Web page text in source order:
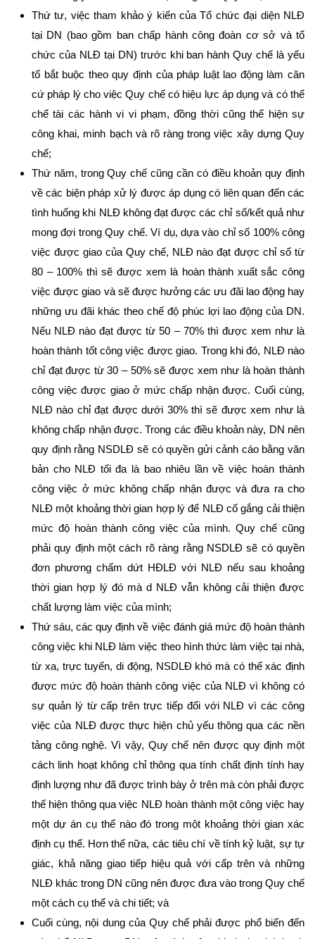
Thứ tư, việc tham khảo ý kiến của Tổ chức đại diện NLĐ
tại DN (bao gồm ban chấp hành công đoàn cơ sở và tổ
chức của NLĐ tại DN) trước khi ban hành Quy chế là yếu
tố bắt buộc theo quy định của pháp luật lao động làm căn
cứ pháp lý cho việc Quy chế có hiệu lực áp dụng và có thể
chế tài các hành vi vi phạm, đồng thời cũng thể hiện sự
công khai, minh bạch và rõ ràng trong việc xây dựng Quy
chế;
Thứ năm, trong Quy chế cũng cần có điều khoản quy định
về các biện pháp xử lý được áp dụng có liên quan đến các
tình huống khi NLĐ không đạt được các chỉ số/kết quả như
mong đợi trong Quy chế. Ví dụ, dựa vào chỉ số 100% công
việc được giao của Quy chế, NLĐ nào đạt được chỉ số từ
80 – 100% thì sẽ được xem là hoàn thành xuất sắc công
việc được giao và sẽ được hưởng các ưu đãi lao động hay
những ưu đãi khác theo chế độ phúc lợi lao động của DN.
Nếu NLĐ nào đạt được từ 50 – 70% thì được xem như là
hoàn thành tốt công việc được giao. Trong khi đó, NLĐ nào
chỉ đạt được từ 30 – 50% sẽ được xem như là hoàn thành
công việc được giao ở mức chấp nhận được. Cuối cùng,
NLĐ nào chỉ đạt được dưới 30% thì sẽ được xem như là
không chấp nhận được. Trong các điều khoản này, DN nên
quy định rằng NSDLĐ sẽ có quyền gửi cảnh cáo bằng văn
bản cho NLĐ tối đa là bao nhiêu lần về việc hoàn thành
công việc ở mức không chấp nhận được và đưa ra cho
NLĐ một khoảng thời gian hợp lý để NLĐ cố gắng cải thiện
mức độ hoàn thành công việc của mình. Quy chế cũng
phải quy định một cách rõ ràng rằng NSDLĐ sẽ có quyền
đơn phương chấm dứt HĐLĐ với NLĐ nếu sau khoảng
thời gian hợp lý đó mà d NLĐ vẫn không cải thiện được
chất lượng làm việc của mình;
Thứ sáu, các quy định về việc đánh giá mức độ hoàn thành
công việc khi NLĐ làm việc theo hình thức làm việc tại nhà,
từ xa, trực tuyến, di động, NSDLĐ khó mà có thể xác định
được mức độ hoàn thành công việc của NLĐ vì không có
sự quản lý từ cấp trên trực tiếp đối với NLĐ vì các công
việc của NLĐ được thực hiện chủ yếu thông qua các nền
tảng công nghệ. Vì vậy, Quy chế nên được quy định một
cách linh hoạt không chỉ thông qua tính chất định tính hay
định lượng như đã được trình bày ở trên mà còn phải được
thể hiện thông qua việc NLĐ hoàn thành một công việc hay
một dự án cụ thể nào đó trong một khoảng thời gian xác
định cụ thể. Hơn thế nữa, các tiêu chí về tính kỷ luật, sự tự
giác, khả năng giao tiếp hiệu quả với cấp trên và những
NLĐ khác trong DN cũng nên được đưa vào trong Quy chế
một cách cụ thể và chi tiết; và
Cuối cùng, nội dung của Quy chế phải được phổ biến đến